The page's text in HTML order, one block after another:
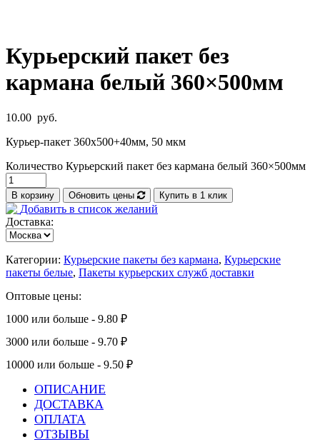
Курьерский пакет без
кармана белый 360×500мм
10.00 руб.
Курьер-пакет 360х500+40мм, 50 мкм
Количество Курьерский пакет без кармана белый 360×500мм
В корзину Обновить цены Купить в 1 клик
Добавить в список желаний
Доставка:
Категории: Курьерские пакеты без кармана, Курьерские
пакеты белые, Пакеты курьерских служб доставки
Оптовые цены:
1000 или больше - 9.80 ₽
3000 или больше - 9.70 ₽
10000 или больше - 9.50 ₽
ОПИСАНИЕ
ДОСТАВКА
ОПЛАТА
ОТЗЫВЫ